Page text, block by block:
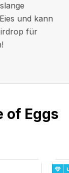
und kann
für
of Eggs